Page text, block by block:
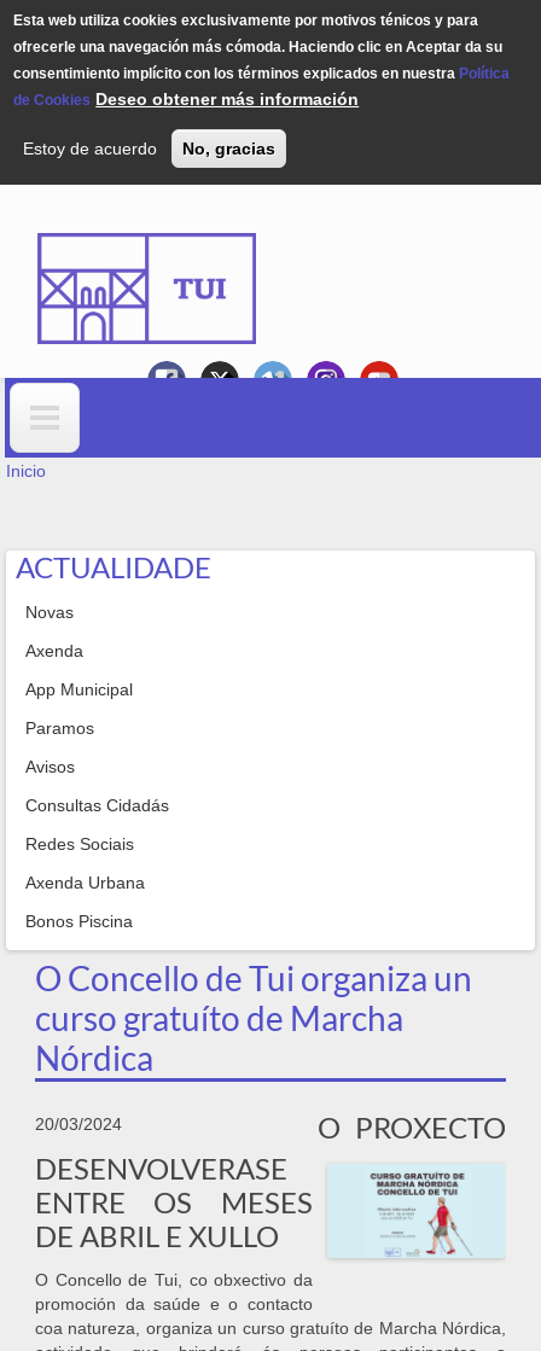
Esta web utiliza cookies exclusivamente por motivos ténicos y para
ofrecerle una navegación más cómoda. Haciendo clic en Aceptar da su
consentimiento implícito con los términos explicados en nuestra Política
de Cookies Deseo obtener más información
Estoy de acuerdo No, gracias
Formulario de búsqueda
USTED ESTÁ AQUÍ
Inicio
ACTUALIDADE
Novas
Axenda
App Municipal
Paramos
Avisos
Consultas Cidadás
Redes Sociais
Axenda Urbana
Bonos Piscina
O Concello de Tui organiza un
curso gratuíto de Marcha
Nórdica
20/03/2024
O PROXECTO
DESENVOLVERASE
ENTRE OS MESES
DE ABRIL E XULLO
O Concello de Tui, co obxectivo da
promoción da saúde e o contacto
coa natureza, organiza un curso gratuíto de Marcha Nórdica,